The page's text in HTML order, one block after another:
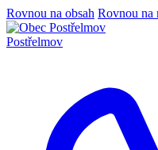
Rovnou na obsah Rovnou na
Postřelmov